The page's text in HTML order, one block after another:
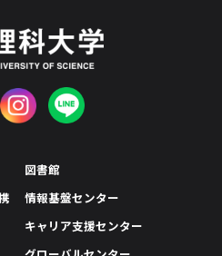
図書館
情報基盤センター
キャリア支援センター